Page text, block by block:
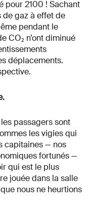
pour 2100 ! Sachant
gaz à effet de
pendant le
CO₂ n’ont diminué
déplacements.
passagers sont
les vigies qui
capitaines — nos
fortunés —
qui est le plus
jouée dans la salle
nous ne heurtions